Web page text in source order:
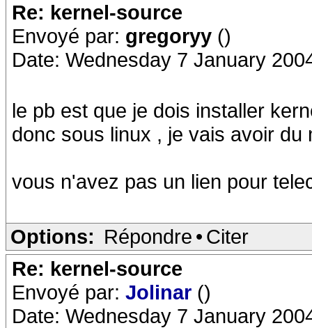
Re: kernel-source
Envoyé par: gregoryy ()
Date: Wednesday 7 January
le pb est que je dois installer
donc sous linux , je vais avoir
vous n'avez pas un lien pour
Options: Répondre • Citer
Re: kernel-source
Envoyé par: Jolinar ()
Date: Wednesday 7 January